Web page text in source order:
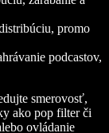
promo
podcastov,
smerovosť,
ako pop filter či
ovládanie